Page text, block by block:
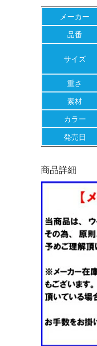
メーカー
品番
サイズ
重さ
素材
カラー
発売日
商品詳細